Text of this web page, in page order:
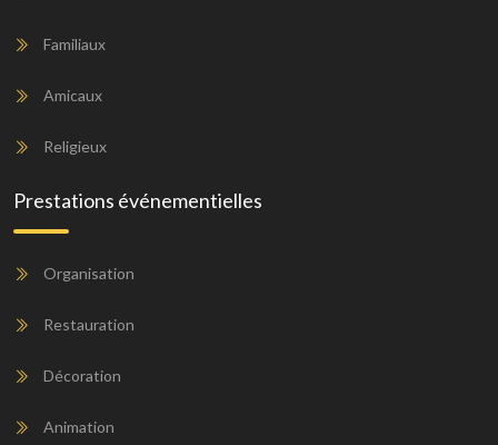
Familiaux
Amicaux
Religieux
Prestations événementielles
Organisation
Restauration
Décoration
Animation